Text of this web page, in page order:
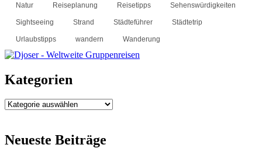
Natur Reiseplanung Reisetipps Sehenswürdigkeiten
Sightseeing Strand Städteführer Städtetrip
Urlaubstipps wandern Wanderung
Kategorien
Kategorien
Neueste Beiträge